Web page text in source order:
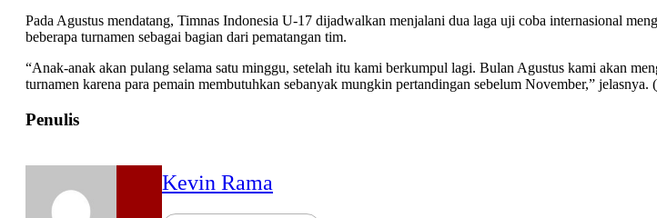
Pada Agustus mendatang, Timnas Indonesia U-17 dijadwalkan menjalani dua laga uji coba internasional
beberapa turnamen sebagai bagian dari pematangan tim.
“Anak-anak akan pulang selama satu minggu, setelah itu kami berkumpul lagi. Bulan Agustus kami akan
turnamen karena para pemain membutuhkan sebanyak mungkin pertandingan sebelum November,” jelasnya.
Penulis
Kevin Rama